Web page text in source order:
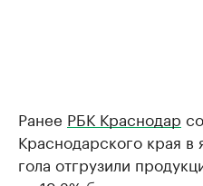
Ранее РБК Краснодар
Краснодарского края
гола отгрузили